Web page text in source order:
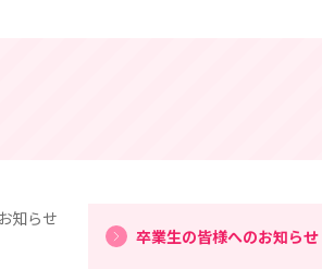
知らせ
卒業生の皆様へのお知らせ